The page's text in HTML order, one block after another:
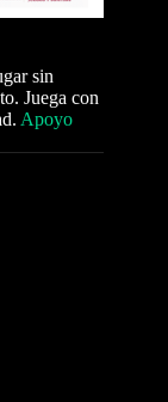
sin
Juega con
Apoyo